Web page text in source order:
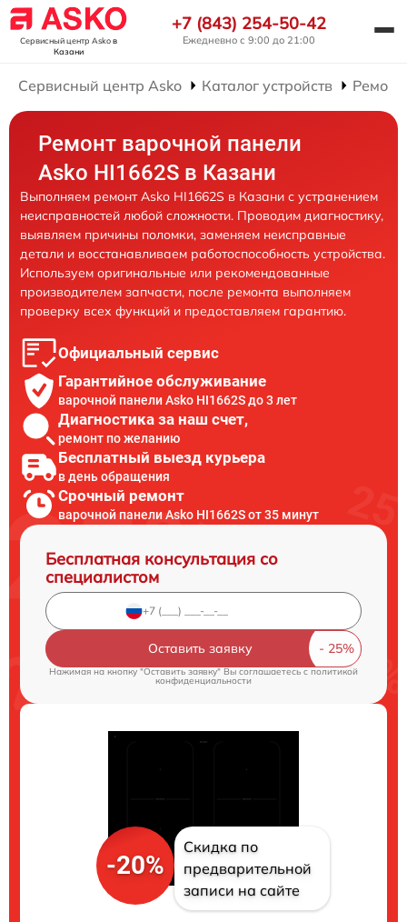
Сервисный центр Askoв
Казани
+7 (843) 254-50-42
Ежедневно с 9:00 до 21:00
Сервисный центр Asko Каталог устройств
Ремонт варочной панели
Asko HI1662S в Казани
Выполняем ремонт Asko HI1662S в Казани с устранением
неисправностей любой сложности. Проводим диагностику,
выявляем причины поломки, заменяем неисправные
детали и восстанавливаем работоспособность устройства.
Используем оригинальные или рекомендованные
производителем запчасти, после ремонта выполняем
проверку всех функций и предоставляем гарантию.
Официальный сервис
Гарантийное обслуживание
варочной панели Asko HI1662S до 3 лет
Диагностика за наш счет,
ремонт по желанию
Бесплатный выезд курьера
в день обращения
Срочный ремонт
варочной панели Asko HI1662S от 35 минут
Бесплатная консультация со
специалистом
Оставить заявку
Нажимая на кнопку "Оставить заявку" Вы соглашаетесь cполитикой
конфиденциальности
-20%
Скидка по
предварительной
записи на сайте